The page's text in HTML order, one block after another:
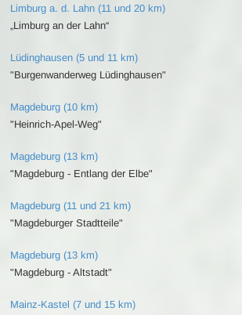
Limburg a. d. Lahn (11 und 20 km)
„Limburg an der Lahn“
Lüdinghausen (5 und 11 km)
"Burgenwanderweg Lüdinghausen"
Magdeburg (10 km)
"Heinrich-Apel-Weg"
Magdeburg (13 km)
"Magdeburg - Entlang der Elbe"
Magdeburg (11 und 21 km)
"Magdeburger Stadtteile"
Magdeburg (13 km)
"Magdeburg - Altstadt"
Mainz-Kastel (7 und 15 km)